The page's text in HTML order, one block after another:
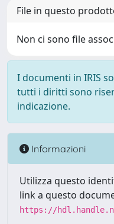
File in questo
Non ci sono file
I documenti in IRIS
tutti i diritti sono
indicazione.
Informazioni
Utilizza questo
link a questo
https://